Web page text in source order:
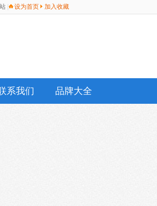
设为首页 加入收藏
系我们 品牌大全